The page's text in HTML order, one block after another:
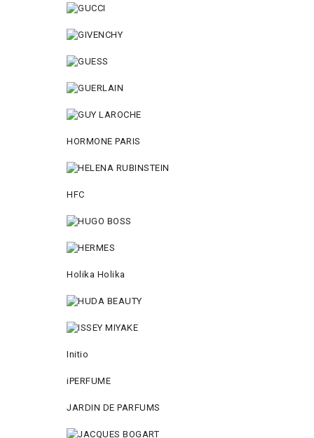
HORMONE PARIS
HFC
Holika Holika
Initio
iPERFUME
JARDIN DE PARFUMS